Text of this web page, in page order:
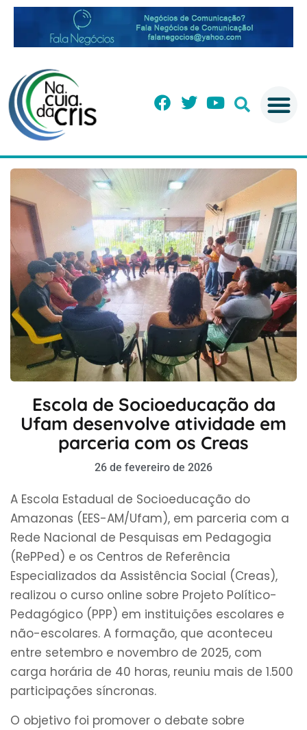
Escola de Socioeducação da
Ufam desenvolve atividade em
parceria com os Creas
26 de fevereiro de 2026
A Escola Estadual de Socioeducação do
Amazonas (EES-AM/Ufam), em parceria com a
Rede Nacional de Pesquisas em Pedagogia
(RePPed) e os Centros de Referência
Especializados da Assistência Social (Creas),
realizou o curso online sobre Projeto Político-
Pedagógico (PPP) em instituições escolares e
não-escolares. A formação, que aconteceu
entre setembro e novembro de 2025, com
carga horária de 40 horas, reuniu mais de 1.500
participações síncronas.
O objetivo foi promover o debate sobre